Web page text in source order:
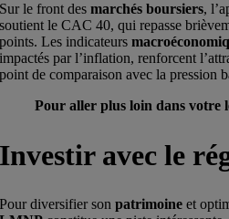
Sur le front desmarchés boursiers,
soutient le CAC 40, qui repasse
points. Les indicateurs
impactés par l’inflation, renforcent
point de comparaison avec la pression
Pour aller plus loin dans votre
Investir avec le
Pour diversifier sonpatrimoine et